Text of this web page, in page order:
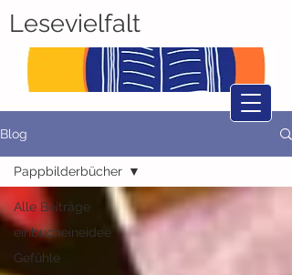
Lesevielfalt
Blog
Alle Beiträge
einbucheineidee
Gefühle
Pappbilderbücher